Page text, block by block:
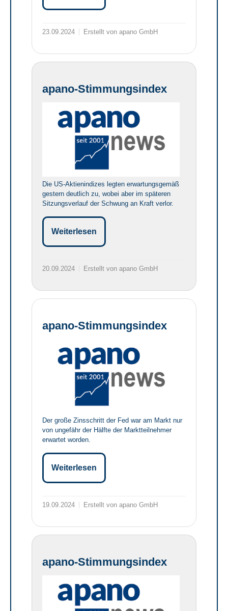
23.09.2024 Erstellt von apano GmbH
apano-Stimmungsindex
Die US-Aktienindizes legten erwartungsgemäß
gestern deutlich zu, wobei aber im späteren
Sitzungsverlauf der Schwung an Kraft verlor.
Weiterlesen
20.09.2024 Erstellt von apano GmbH
apano-Stimmungsindex
Der große Zinsschritt der Fed war am Markt nur
von ungefähr der Hälfte der Marktteilnehmer
erwartet worden.
Weiterlesen
19.09.2024 Erstellt von apano GmbH
apano-Stimmungsindex